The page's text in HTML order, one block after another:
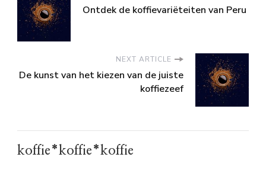
Ontdek de koffievariëteiten van Peru
NEXT ARTICLE
De kunst van het kiezen van de juiste
koffiezeef
koffie*koffie*koffie